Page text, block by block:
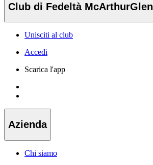
Club di Fedeltà McArthurGlen
Unisciti al club
Accedi
Scarica l'app
Azienda
Chi siamo